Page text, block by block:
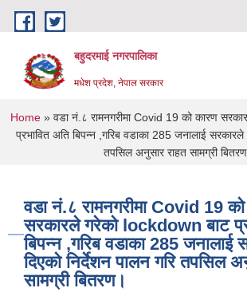
Skip to main content
बहुदरमाई नगरपालिका
मधेश प्रदेश, नेपाल सरकार
You are here
Home » वडा नं.८ रामनगरीमा Covid 19 को कारण
प्रभावित अति बिपन्न ,गरिब वडाका 285 जनालाई सरकारले
तपसिल अनुसार राहत सामग्री
वडा नं.८ रामनगरीमा Covid 19
सरकारले गरेको lockdown बाट
बिपन्न ,गरिब वडाका 285 जनालाई
दिएको निर्देशन पालन गरि तपसिल
सामग्री बितरण।